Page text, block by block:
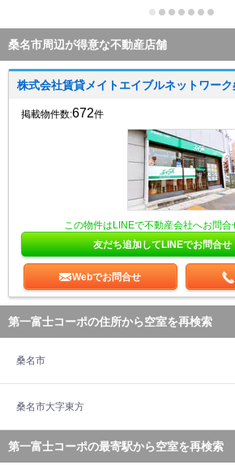
桑名市周辺が得意な不動産店舗
株式会社賃貸メイトエイブルネットワー
掲載物件数:672件
この物件はLINEで不動産会社へお問合
友だち追加してLINEでお問合せ
Webでお問合せ
第一富士コーポの住所から空室を再検索
桑名市
桑名市大字東方
第一富士コーポの最寄駅から空室を再検索